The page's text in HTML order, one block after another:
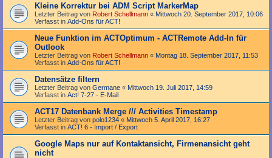
Kleine Korrektur bei ADM Script MarkerMap
Letzter Beitrag von Robert Schellmann « Mittwoch 20. September 2017, 10:06
Verfasst in Add-Ons für ACT!
Neue Funktion im ACTOptimum - ACTRemote Add-In für
Outlook
Letzter Beitrag von Robert Schellmann « Montag 18. September 2017, 11:53
Verfasst in Add-Ons für ACT!
Datensätze filtern
Letzter Beitrag von Germane « Mittwoch 19. Juli 2017, 14:59
Verfasst in Act! 7-27 - E-Mail
ACT17 Datenbank Merge /// Activities Timestamp
Letzter Beitrag von polo1234 « Mittwoch 5. April 2017, 16:27
Verfasst in ACT! 6 - Import / Export
Google Maps nur auf Kontaktansicht, Firmenansicht geht
nicht